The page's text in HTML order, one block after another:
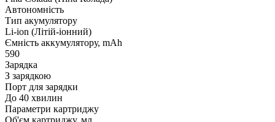
Автономність
Тип акумулятору
Li-ion (Літій-іонний)
Ємність аккумулятору, mAh
590
Зарядка
З зарядкою
Порт для зарядки
До 40 хвилин
Параметри картриджу
Об'єм картриджу, мл